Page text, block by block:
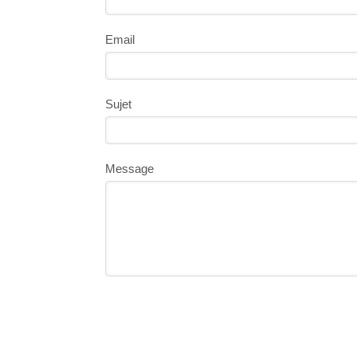
Email
Sujet
Message